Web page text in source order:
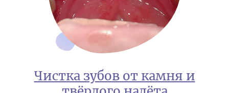
Чистка зубов от камня и